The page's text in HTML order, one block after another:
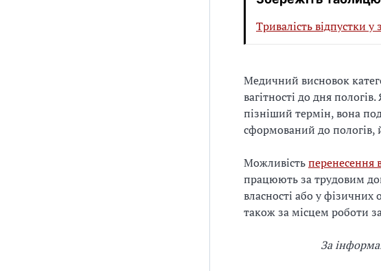
Тривалість відпустки у
Медичний висновок
вагітності до дня
пізніший термін, вона
сформований до пологів,
Можливістьперенесення
працюють за трудовим
власності або у фізичних
також за місцем роботи
За